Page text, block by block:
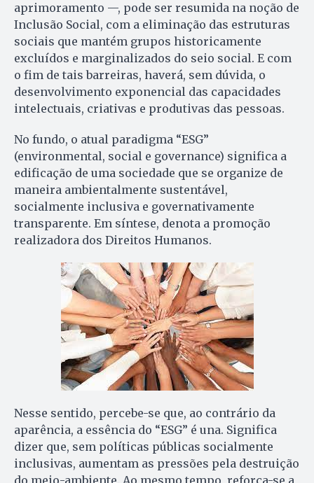
aprimoramento —, pode ser resumida na noção de
Inclusão Social, com a eliminação das estruturas
sociais que mantém grupos historicamente
excluídos e marginalizados do seio social. E com
o fim de tais barreiras, haverá, sem dúvida, o
desenvolvimento exponencial das capacidades
intelectuais, criativas e produtivas das pessoas.
No fundo, o atual paradigma “ESG”
(environmental, social e governance) significa a
edificação de uma sociedade que se organize de
maneira ambientalmente sustentável,
socialmente inclusiva e governativamente
transparente. Em síntese, denota a promoção
realizadora dos Direitos Humanos.
Nesse sentido, percebe-se que, ao contrário da
aparência, a essência do “ESG” é una. Significa
dizer que, sem políticas públicas socialmente
inclusivas, aumentam as pressões pela destruição